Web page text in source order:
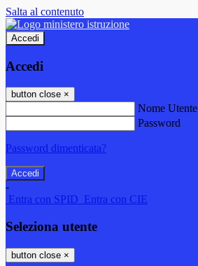
Salta al contenuto
Accedi
Accedi
button close ×
Nome Utente
Password
Password dimenticata?
-
Entra con SPID Entra con CIE
Seleziona utente
button close ×